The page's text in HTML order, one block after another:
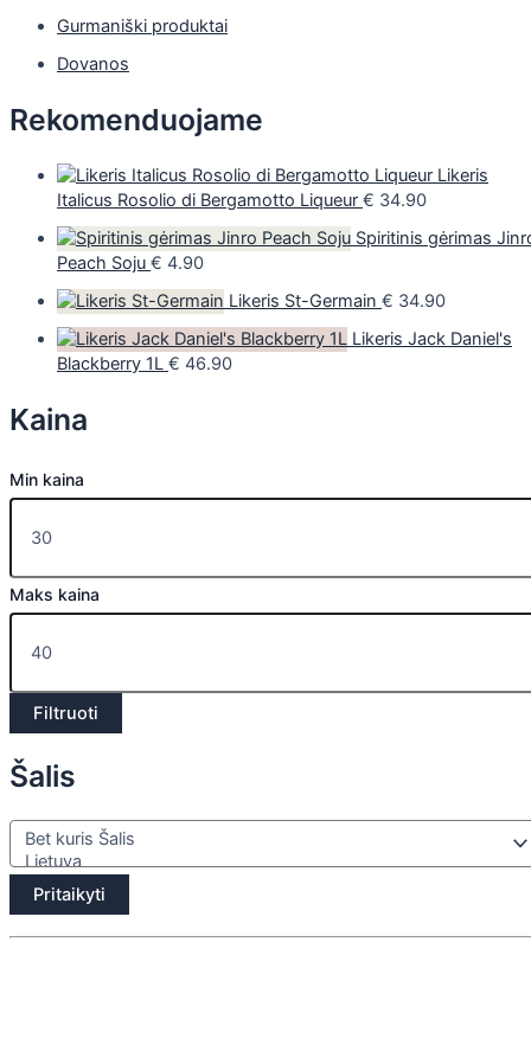
Gurmaniški produktai
Dovanos
Rekomenduojame
Likeris
Italicus Rosolio di Bergamotto Liqueur € 34.90
Spiritinis gėrimas
Peach Soju € 4.90
Likeris St-Germain € 34.90
Likeris Jack Daniel's
Blackberry 1L € 46.90
Kaina
Min kaina
Maks kaina
Filtruoti
Šalis
Pritaikyti